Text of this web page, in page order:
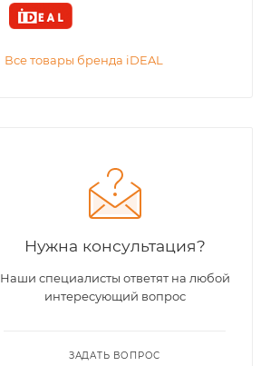
Все товары бренда iDEAL
Нужна консультация?
Наши специалисты ответят на любой
интересующий вопрос
ЗАДАТЬ ВОПРОС